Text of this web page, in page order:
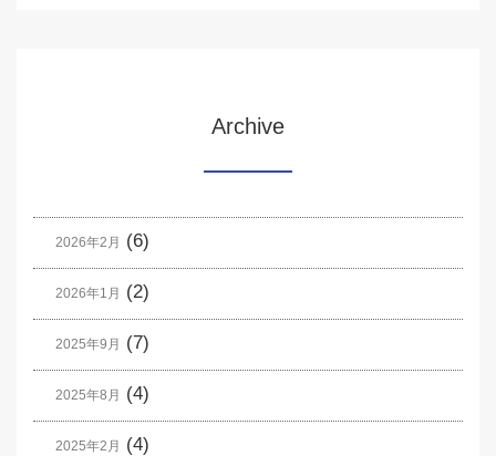
Archive
2026年2月 (6)
2026年1月 (2)
2025年9月 (7)
2025年8月 (4)
2025年2月 (4)